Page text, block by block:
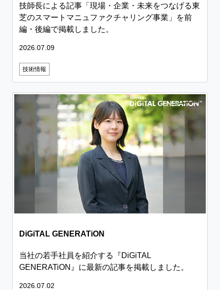
技師長による記事「現場・企業・未来をつなげる東
芝のスマートマニュファクチャリング事業」を前
編・後編で掲載しました。
2026.07.09
技術情報
DiGiTAL GENERATiON
当社の若手社員を紹介する『DiGiTAL
GENERATiON』に最新の記事を掲載しました。
2026.07.02